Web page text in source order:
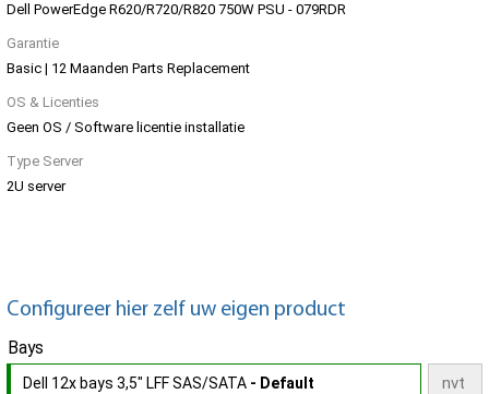
Dell PowerEdge R620/R720/R820 750W PSU - 079RDR
Garantie
Basic | 12 Maanden Parts Replacement
OS & Licenties
Geen OS / Software licentie installatie
Type Server
2U server
Configureer hier zelf uw eigen product
Bays
Dell 12x bays 3,5" LFF SAS/SATA - Default